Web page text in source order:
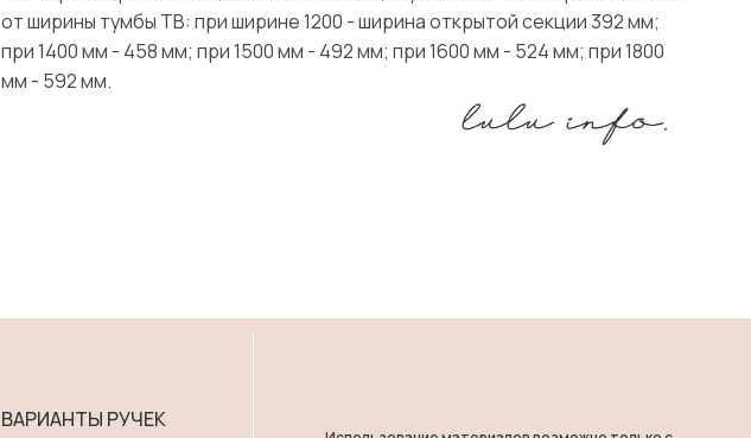
от ширины тумбы ТВ: при ширине 1200 - ширина открытой секции 392 мм;
при 1400 мм - 458 мм; при 1500 мм - 492 мм; при 1600 мм - 524 мм; при 1800
мм - 592 мм.
ВАРИАНТЫ РУЧЕК